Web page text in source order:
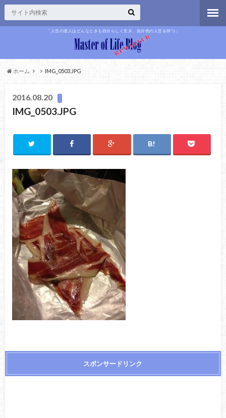
「人生の達人はどんなときも自分らしく生き、自分色の人生を持つ」
ホーム IMG_0503.JPG
2016.08.20
IMG_0503.JPG
スポンサードリンク